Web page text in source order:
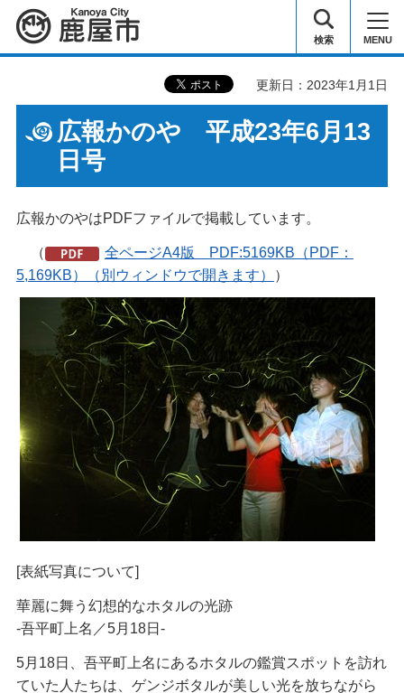
鹿屋市 検索 MENU
更新日：2023年1月1日
広報かのや 平成23年6月13
日号
広報かのやはPDFファイルで掲載しています。
（
全ページA4版 PDF:5169KB（PDF：
5,169KB）（別ウィンドウで開きます）
）
[表紙写真について]
華麗に舞う幻想的なホタルの光跡
-吾平町上名／5月18日-
5月18日、吾平町上名にあるホタルの鑑賞スポットを訪れ
ていた人たちは、ゲンジボタルが美しい光を放ちながら